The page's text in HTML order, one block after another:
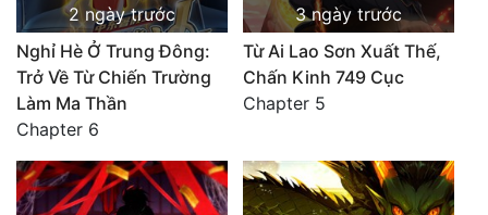
2 ngày trước
Nghỉ Hè Ở Trung Đông:
Trở Về Từ Chiến Trường
Làm Ma Thần
Chapter 6
3 ngày trước
Từ Ai Lao Sơn Xuất Thế,
Chấn Kinh 749 Cục
Chapter 5